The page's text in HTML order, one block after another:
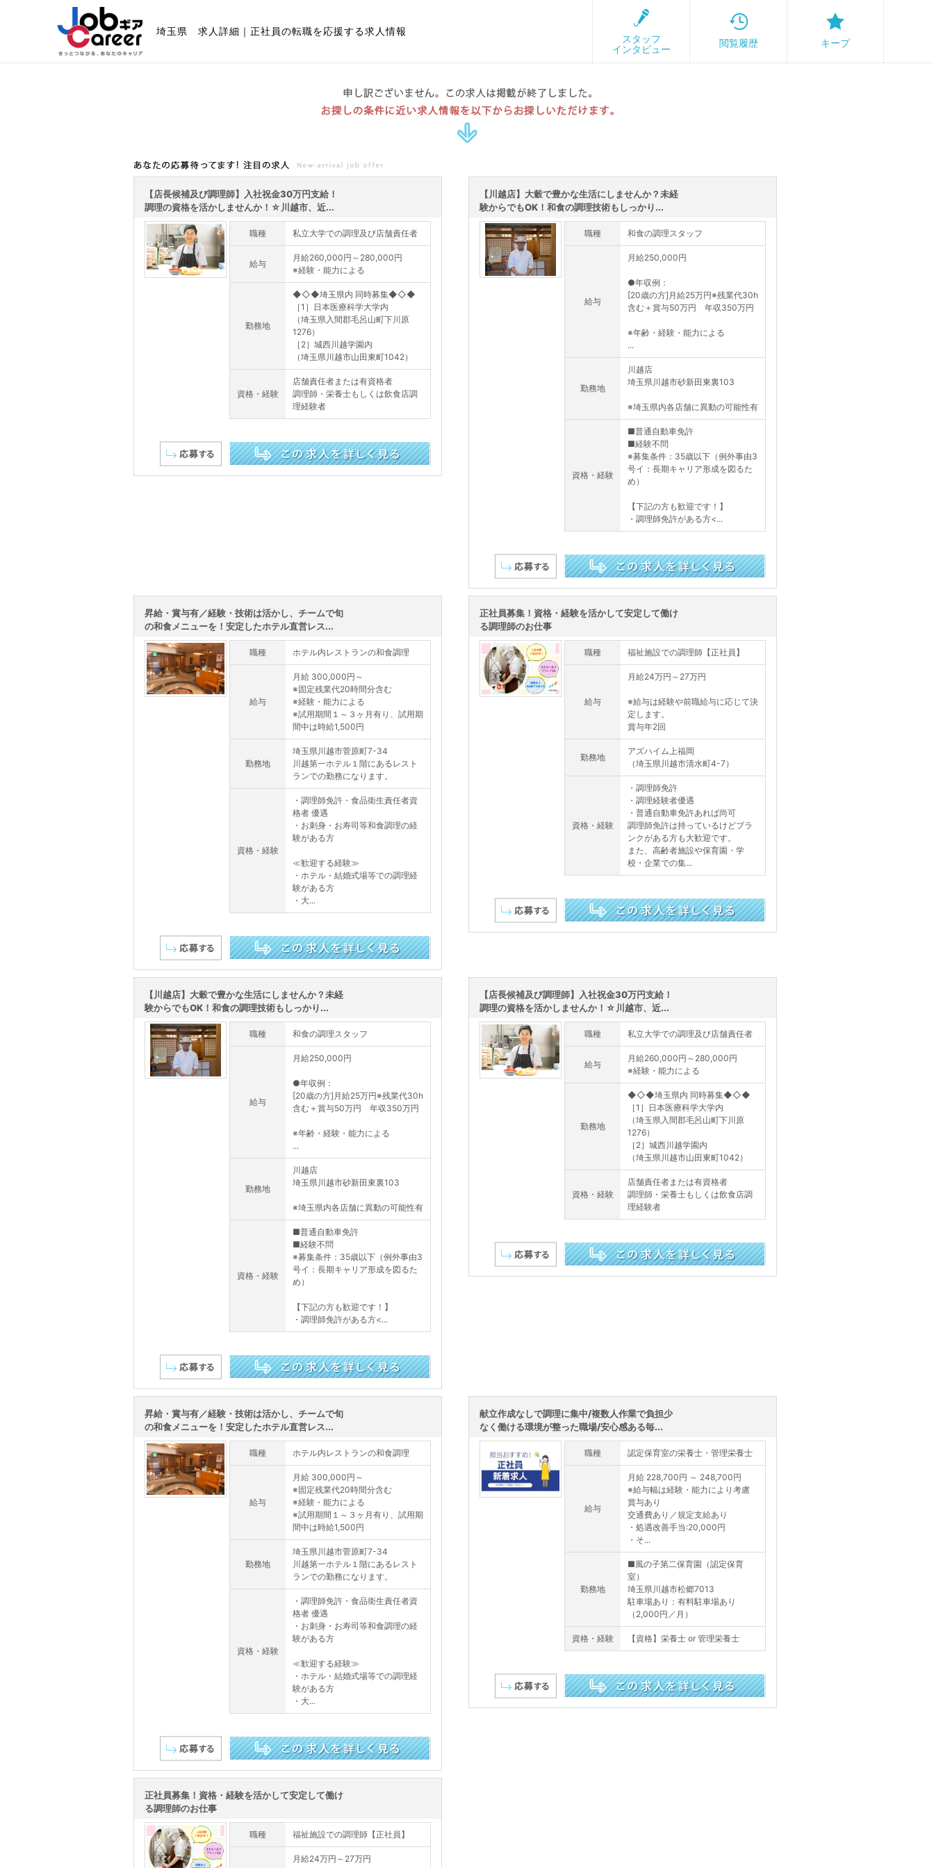
埼玉県 求人詳細｜正社員の転職を応援する求人情報
スタッフ
インタビュー
閲覧履歴 キープ
あなたの応募待ってます!注目の求人
【店長候補及び調理師】入社祝金30万円支給！
調理の資格を活かしませんか！☆川越市、近...
職種 私立大学での調理及び店舗責任者
給与
月給260,000円～280,000円
※経験・能力による
勤務地
◆◇◆埼玉県内 同時募集◆◇◆
［1］日本医療科学大学内
（埼玉県入間郡毛呂山町下川原
1276）
［2］城西川越学園内
（埼玉県川越市山田東町1042）
資格・経験
店舗責任者または有資格者
調理師・栄養士もしくは飲食店調
理経験者
【川越店】大穀で豊かな生活にしませんか？未経
験からでもOK！和食の調理技術もしっかり...
職種 和食の調理スタッフ
給与
月給250,000円
●年収例：
[20歳の方]月給25万円※残業代30h
含む＋賞与50万円 年収350万円
※年齢・経験・能力による
...
勤務地
川越店
埼玉県川越市砂新田東裏103
※埼玉県内各店舗に異動の可能性有
資格・経験
■普通自動車免許
■経験不問
※募集条件：35歳以下（例外事由3
号イ：長期キャリア形成を図るた
め）
【下記の方も歓迎です！】
・調理師免許がある方<...
昇給・賞与有／経験・技術は活かし、チームで旬
の和食メニューを！安定したホテル直営レス...
職種 ホテル内レストランの和食調理
給与
月給 300,000円～
※固定残業代20時間分含む
※経験・能力による
※試用期間１～３ヶ月有り、試用期
間中は時給1,500円
勤務地
埼玉県川越市菅原町7-34
川越第一ホテル１階にあるレスト
ランでの勤務になります。
資格・経験
・調理師免許・食品衛生責任者資
格者 優遇
・お刺身・お寿司等和食調理の経
験がある方
≪歓迎する経験≫
・ホテル・結婚式場等での調理経
験がある方
・大...
正社員募集！資格・経験を活かして安定して働け
る調理師のお仕事
職種 福祉施設での調理師【正社員】
給与
月給24万円～27万円
※給与は経験や前職給与に応じて決
定します。
賞与年2回
勤務地
アズハイム上福岡
（埼玉県川越市清水町4-7）
資格・経験
・調理師免許
・調理経験者優遇
・普通自動車免許あれば尚可
調理師免許は持っているけどブラ
ンクがある方も大歓迎です。
また、高齢者施設や保育園・学
校・企業での集...
【川越店】大穀で豊かな生活にしませんか？未経
験からでもOK！和食の調理技術もしっかり...
職種 和食の調理スタッフ
給与
月給250,000円
●年収例：
[20歳の方]月給25万円※残業代30h
含む＋賞与50万円 年収350万円
※年齢・経験・能力による
...
勤務地
川越店
埼玉県川越市砂新田東裏103
※埼玉県内各店舗に異動の可能性有
資格・経験
■普通自動車免許
■経験不問
※募集条件：35歳以下（例外事由3
号イ：長期キャリア形成を図るた
め）
【下記の方も歓迎です！】
・調理師免許がある方<...
【店長候補及び調理師】入社祝金30万円支給！
調理の資格を活かしませんか！☆川越市、近...
職種 私立大学での調理及び店舗責任者
給与
月給260,000円～280,000円
※経験・能力による
勤務地
◆◇◆埼玉県内 同時募集◆◇◆
［1］日本医療科学大学内
（埼玉県入間郡毛呂山町下川原
1276）
［2］城西川越学園内
（埼玉県川越市山田東町1042）
資格・経験
店舗責任者または有資格者
調理師・栄養士もしくは飲食店調
理経験者
昇給・賞与有／経験・技術は活かし、チームで旬
の和食メニューを！安定したホテル直営レス...
職種 ホテル内レストランの和食調理
給与
月給 300,000円～
※固定残業代20時間分含む
※経験・能力による
※試用期間１～３ヶ月有り、試用期
間中は時給1,500円
勤務地
埼玉県川越市菅原町7-34
川越第一ホテル１階にあるレスト
ランでの勤務になります。
資格・経験
・調理師免許・食品衛生責任者資
格者 優遇
・お刺身・お寿司等和食調理の経
験がある方
≪歓迎する経験≫
・ホテル・結婚式場等での調理経
験がある方
・大...
献立作成なしで調理に集中/複数人作業で負担少
なく働ける環境が整った職場/安心感ある毎...
職種 認定保育室の栄養士・管理栄養士
給与
月給 228,700円 ～ 248,700円
※給与幅は経験・能力により考慮
賞与あり
交通費あり／規定支給あり
・処遇改善手当:20,000円
・そ...
勤務地
■風の子第二保育園（認定保育
室）
埼玉県川越市松郷7013
駐車場あり：有料駐車場あり
（2,000円／月）
資格・経験 【資格】栄養士 or 管理栄養士
正社員募集！資格・経験を活かして安定して働け
る調理師のお仕事
職種 福祉施設での調理師【正社員】
月給24万円～27万円